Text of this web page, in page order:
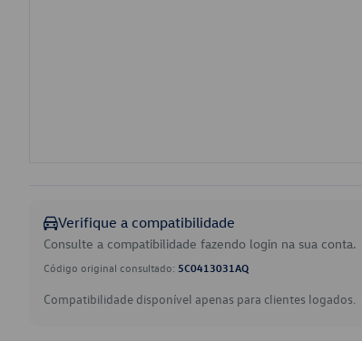
Verifique a compatibilidade
Consulte a compatibilidade fazendo login na sua conta.
Código original consultado: 5C0413031AQ
Compatibilidade disponível apenas para clientes logados.